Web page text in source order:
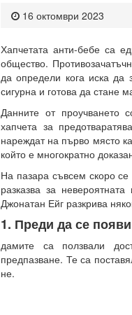
16 октомври 2023
Хапчетата анти-бебе са
общество.
да определи кога иска да
сигурна и готова да стане
Данните от проучването
хапчета за
нареждат на първо място
който е многократно
На пазара съвсем скоро се
разказва за
Джонатан Ейг разкрива
1. Преди да се
дамите са ползвали
предпазване. Те са
не.